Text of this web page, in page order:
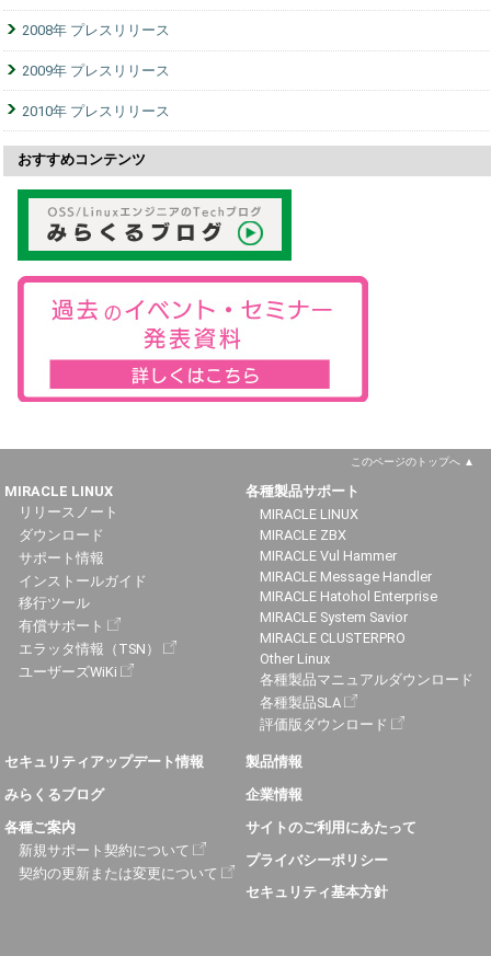
2008年 プレスリリース
2009年 プレスリリース
2010年 プレスリリース
おすすめコンテンツ
このページのトップへ
MIRACLE LINUX
リリースノート
ダウンロード
サポート情報
インストールガイド
移行ツール
有償サポート
エラッタ情報（TSN）
ユーザーズWiKi
各種製品サポート
MIRACLE LINUX
MIRACLE ZBX
MIRACLE Vul Hammer
MIRACLE Message Handler
MIRACLE Hatohol Enterprise
MIRACLE System Savior
MIRACLE CLUSTERPRO
Other Linux
各種製品マニュアルダウンロード
各種製品SLA
評価版ダウンロード
セキュリティアップデート情報
みらくるブログ
各種ご案内
新規サポート契約について
契約の更新または変更について
製品情報
企業情報
サイトのご利用にあたって
プライバシーポリシー
セキュリティ基本方針